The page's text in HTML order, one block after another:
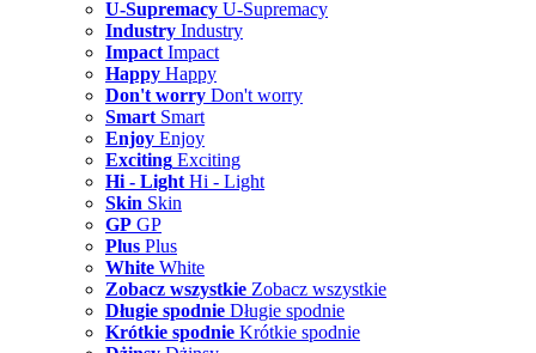
U-Supremacy U-Supremacy
Industry Industry
Impact Impact
Happy Happy
Don't worry Don't worry
Smart Smart
Enjoy Enjoy
Exciting Exciting
Hi - Light Hi - Light
Skin Skin
GP GP
Plus Plus
White White
Zobacz wszystkie Zobacz wszystkie
Długie spodnie Długie spodnie
Krótkie spodnie Krótkie spodnie